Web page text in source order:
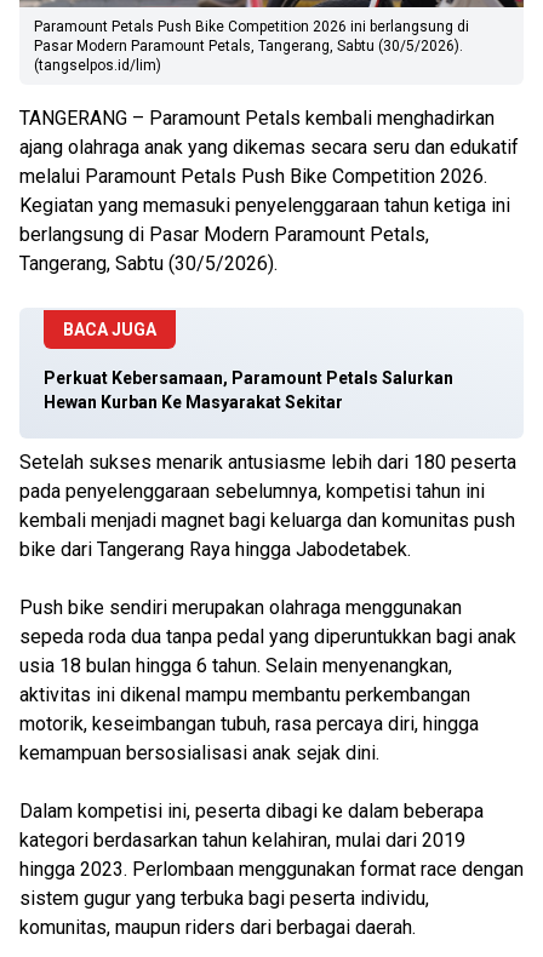
Paramount Petals Push Bike Competition 2026 ini berlangsung di
Pasar Modern Paramount Petals, Tangerang, Sabtu (30/5/2026).
(tangselpos.id/lim)
TANGERANG – Paramount Petals kembali menghadirkan
ajang olahraga anak yang dikemas secara seru dan edukatif
melalui Paramount Petals Push Bike Competition 2026.
Kegiatan yang memasuki penyelenggaraan tahun ketiga ini
berlangsung di Pasar Modern Paramount Petals,
Tangerang, Sabtu (30/5/2026).
BACA JUGA
Perkuat Kebersamaan, Paramount Petals Salurkan
Hewan Kurban Ke Masyarakat Sekitar
Setelah sukses menarik antusiasme lebih dari 180 peserta
pada penyelenggaraan sebelumnya, kompetisi tahun ini
kembali menjadi magnet bagi keluarga dan komunitas push
bike dari Tangerang Raya hingga Jabodetabek.
Push bike sendiri merupakan olahraga menggunakan
sepeda roda dua tanpa pedal yang diperuntukkan bagi anak
usia 18 bulan hingga 6 tahun. Selain menyenangkan,
aktivitas ini dikenal mampu membantu perkembangan
motorik, keseimbangan tubuh, rasa percaya diri, hingga
kemampuan bersosialisasi anak sejak dini.
Dalam kompetisi ini, peserta dibagi ke dalam beberapa
kategori berdasarkan tahun kelahiran, mulai dari 2019
hingga 2023. Perlombaan menggunakan format race dengan
sistem gugur yang terbuka bagi peserta individu,
komunitas, maupun riders dari berbagai daerah.